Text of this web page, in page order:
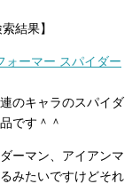
結果】
ォーマー スパイダー
のキャラのスパイダ
です＾＾
ーマン、アイアンマ
みたいですけどそれ